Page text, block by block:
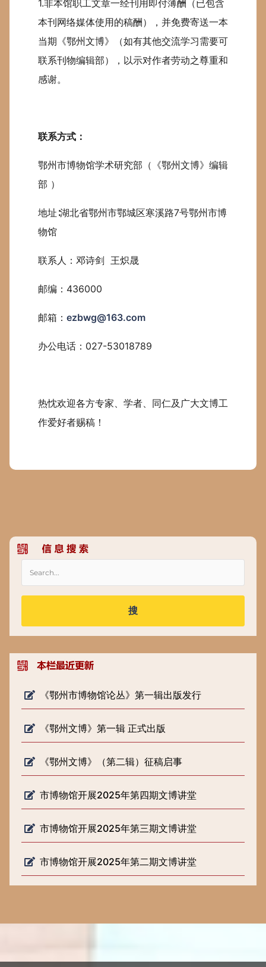
1.非本馆职工文章一经刊用即付薄酬（已包含
本刊网络媒体使用的稿酬），并免费寄送一本
当期《鄂州文博》（如有其他交流学习需要可
联系刊物编辑部），以示对作者劳动之尊重和
感谢。
联系方式：
鄂州市博物馆学术研究部（《鄂州文博》编辑
部 ）
地址∶湖北省鄂州市鄂城区寒溪路7号鄂州市博
物馆
联系人：邓诗剑 王炽晟
邮编：436000
邮箱： ezbwg@163.com
办公电话：027-53018789
热忱欢迎各方专家、学者、同仁及广大文博工
作爱好者赐稿！
搜
《鄂州市博物馆论丛》第一辑出版发行
《鄂州文博》第一辑 正式出版
《鄂州文博》（第二辑）征稿启事
市博物馆开展2025年第四期文博讲堂
市博物馆开展2025年第三期文博讲堂
市博物馆开展2025年第二期文博讲堂